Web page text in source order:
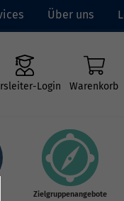
Über uns
Login Warenkorb
Zielgruppenangebote